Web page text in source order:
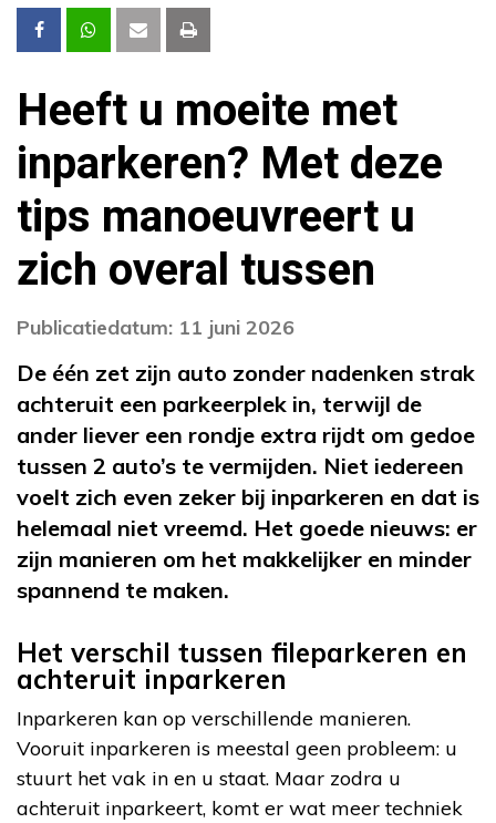
Heeft u moeite met
inparkeren? Met deze
tips manoeuvreert u
zich overal tussen
Publicatiedatum: 11 juni 2026
De één zet zijn auto zonder nadenken strak
achteruit een parkeerplek in, terwijl de
ander liever een rondje extra rijdt om gedoe
tussen 2 auto’s te vermijden. Niet iedereen
voelt zich even zeker bij inparkeren en dat is
helemaal niet vreemd. Het goede nieuws: er
zijn manieren om het makkelijker en minder
spannend te maken.
Het verschil tussen fileparkeren en
achteruit inparkeren
Inparkeren kan op verschillende manieren.
Vooruit inparkeren is meestal geen probleem: u
stuurt het vak in en u staat. Maar zodra u
achteruit inparkeert, komt er wat meer techniek